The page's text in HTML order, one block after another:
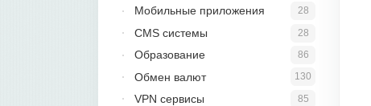
28
Мобильные приложения
28
CMS системы
86
Образование
130
Обмен валют
85
VPN сервисы